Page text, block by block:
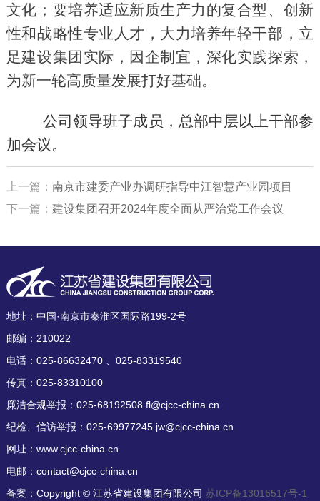
文化； 要培养适应新质生产力的复合型、创新
性和战略性专业人才，大力培养年轻干部 ，立
足建设集团实际，因企制宜，深化实践探索，
为新一轮高质量发展打好基础。
公司领导班子成员，总部中层以上干部参
加会议。
上一篇： 南京市建委产业办调研指导中江智慧产业园项目
下一篇： 建设集团召开2024年度全面从严治党工作会议
地址：中国·南京市秦淮区国际路199-2号
邮编：210022
电话：025-86632470 、025-83319540
传真：025-83310100
廉洁合规举报：025-68192508 fl@cjcc-china.cn
纪检、信访举报：025-69977245 jw@cjcc-china.cn
网址：www.cjcc-china.cn
电邮：contact@cjcc-china.cn
备案：Copyright © 江苏省建设集团有限公司 苏ICP备13016517号-1